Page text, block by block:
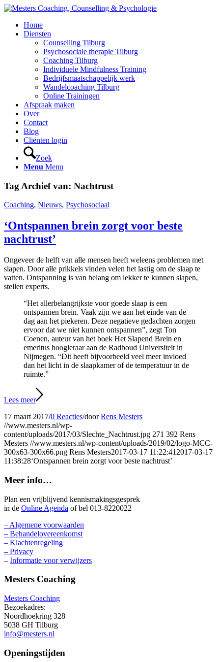
Home
Diensten
Counselling Tilburg
Psychosociale therapie Tilburg
Coaching Tilburg
Individuele Mindfulness Training
Bedrijfsmaatschappelijk werk
Wandelcoaching Tilburg
Online Trainingen
Afspraak maken
Over
Contact
Blog
Cliënten login
Zoek
Menu Menu
Tag Archief van: Nachtrust
Coaching, Nieuws, Psychosociaal
‘Ontspannen brein zorgt voor beste
nachtrust’
Ongeveer de helft van alle mensen heeft weleens problemen met
slapen. Door alle prikkels vinden velen het lastig om de slaap te
vatten. Ontspanning is van belang om lekker te kunnen slapen,
stellen experts.
“Het allerbelangrijkste voor goede slaap is een
ontspannen brein. Vaak zijn we aan het einde van de
dag aan het piekeren. Deze negatieve gedachten zorgen
ervoor dat we niet kunnen ontspannen”, zegt Ton
Coenen, auteur van het boek Het Slapend Brein en
emeritus hoogleraar aan de Radboud Universiteit in
Nijmegen. “Dit heeft bijvoorbeeld veel meer invloed
dan het licht in de slaapkamer of de temperatuur in de
ruimte.”
Lees meer
17 maart 2017/0 Reacties/doorRens Mesters
//www.mesters.nl/wp-
content/uploads/2017/03/Slechte_Nachtrust.jpg 271 392 Rens
Mesters //www.mesters.nl/wp-content/uploads/2019/02/logo-MCC-
300x63-300x66.png Rens Mesters2017-03-17 11:22:41 2017-03-17
11:38:28‘Ontspannen brein zorgt voor beste nachtrust’
Meer info…
Plan een vrijblijvend kennismakingsgesprek
in de Online Agenda of bel 013-8220022
– Algemene voorwaarden
– Behandelovereenkomst
– Klachtenregeling
– Privacy
– Informatie voor verwijzers
Mesters Coaching
Mesters Coaching
Bezoekadres:
Noordhoekring 328
5038 GH Tilburg
info@mesters.nl
Openingstijden